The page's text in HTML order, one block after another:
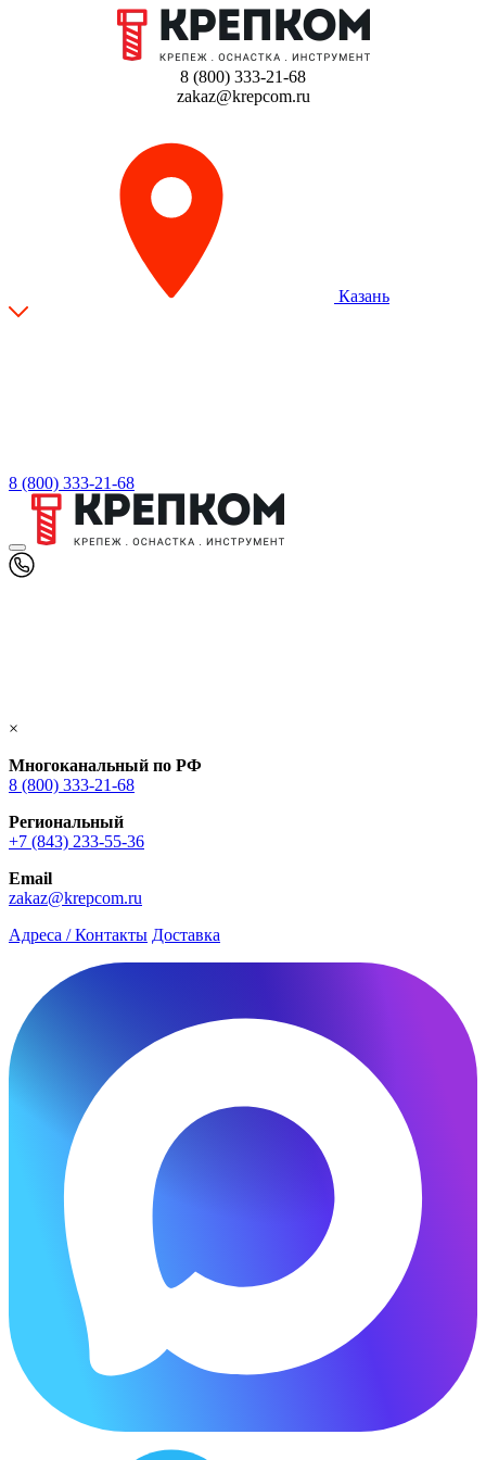
8 (800) 333-21-68
zakaz@krepcom.ru
Казань
8 (800) 333-21-68
×
Многоканальный по РФ
8 (800) 333‑21-68
Региональный
+7 (843) 233-55-36
Email
zakaz@krepcom.ru
Адреса / Контакты Доставка